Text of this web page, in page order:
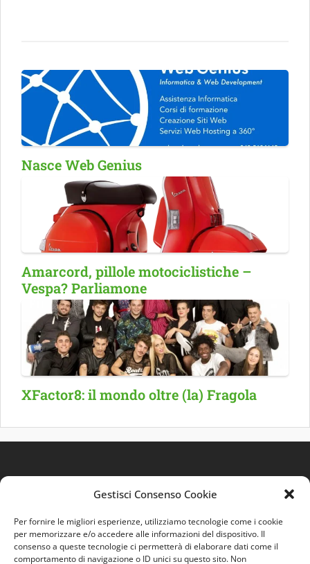
Gestisci Consenso Cookie
Per fornire le migliori esperienze, utilizziamo tecnologie come i cookie
per memorizzare e/o accedere alle informazioni del dispositivo. Il
consenso a queste tecnologie ci permetterà di elaborare dati come il
comportamento di navigazione o ID unici su questo sito. Non
Nasce Web Genius
Amarcord, pillole motociclistiche –
Vespa? Parliamone
XFactor8: il mondo oltre (la) Fragola